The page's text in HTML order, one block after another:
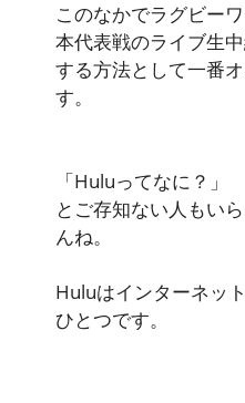
このなかでラグビー
本代表戦のライブ生
する方法として一番
す。
「Huluってなに？」
とご存知ない人もい
んね。
Huluはインターネッ
ひとつです。